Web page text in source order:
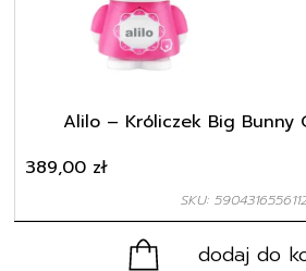
Alilo – Króliczek Big Bunny
SKU:
389,00 zł
dodaj do